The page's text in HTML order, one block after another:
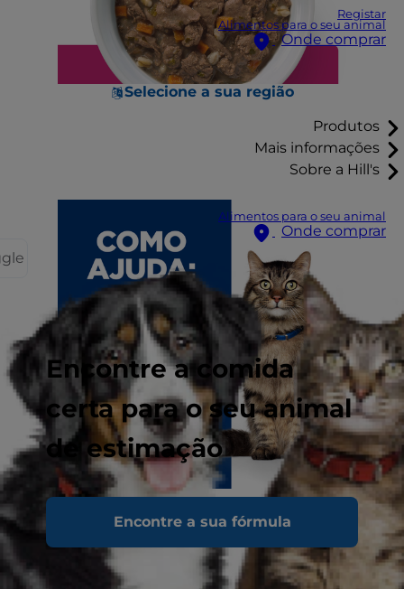
Registar
Alimentos para o seu animal
Onde comprar
Selecione a sua região
Produtos
Mais informações
Sobre a Hill's
Alimentos para o seu animal
Onde comprar
Encontre a comida
certa para o seu animal
de estimação
Encontre a sua fórmula